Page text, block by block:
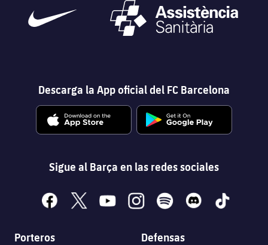
Descarga la App oficial del FC Barcelona
Sigue al Barça en las redes sociales
facebook
x youtubeinstagramspotify discord tiktok
Porteros Defensas